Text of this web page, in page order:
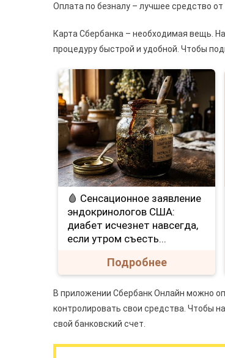
Оплата по безналу – лучшее средство
Карта Сбербанка – необходимая вещь.
процедуру быстрой и удобной. Чтобы
🩸 Сенсационное заявление
эндокринологов США:
диабет исчезнет навсегда,
если утром съесть...
Подробнее
В приложении Сбербанк Онлайн можно
контролировать свои средства. Чтобы
свой банковский счет.